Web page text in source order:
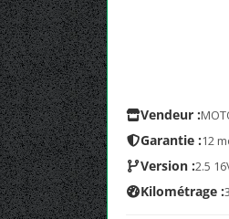
Vendeur :
Garantie :12
Version :2.5
Kilométrage :